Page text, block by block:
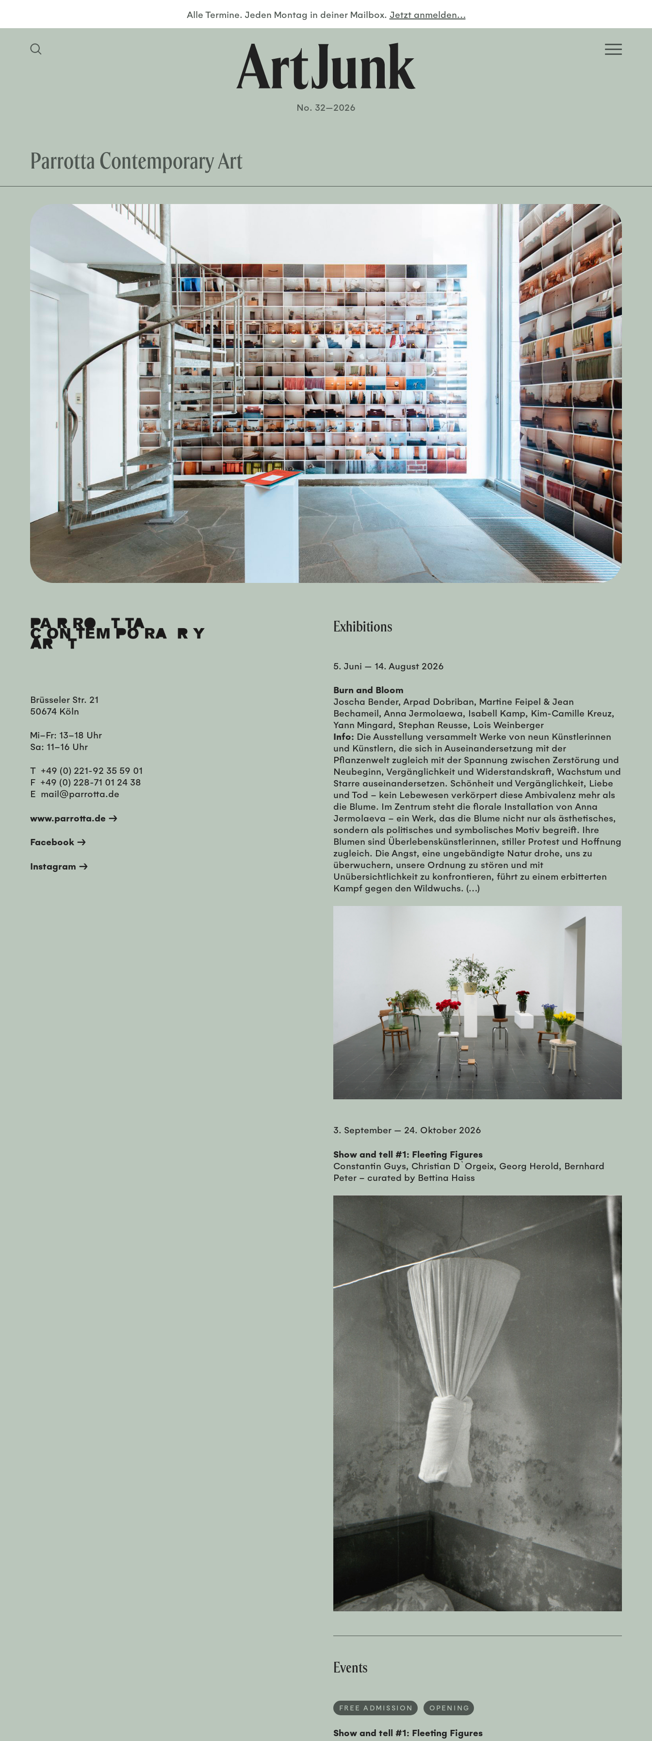
Alle Termine. Jeden Montag in deiner Mailbox. Jetzt anmelden…
No. 32—2026
Parrotta Contemporary Art
Brüsseler Str. 21
50674 Köln
Mi–Fr: 13–18 Uhr
Sa: 11–16 Uhr
T +49 (0) 221-92 35 59 01
F +49 (0) 228-71 01 24 38
E mail@parrotta.de
www.parrotta.de →
Facebook →
Instagram →
Exhibitions
5. Juni — 14. August 2026
Burn and Bloom
Joscha Bender, Arpad Dobriban, Martine Feipel & Jean
Bechameil, Anna Jermolaewa, Isabell Kamp, Kim-Camille Kreuz,
Yann Mingard, Stephan Reusse, Lois Weinberger
Info: Die Ausstellung versammelt Werke von neun Künstlerinnen
und Künstlern, die sich in Auseinandersetzung mit der
Pflanzenwelt zugleich mit der Spannung zwischen Zerstörung und
Neubeginn, Vergänglichkeit und Widerstandskraft, Wachstum und
Starre auseinandersetzen. Schönheit und Vergänglichkeit, Liebe
und Tod – kein Lebewesen verkörpert diese Ambivalenz mehr als
die Blume. Im Zentrum steht die florale Installation von Anna
Jermolaeva – ein Werk, das die Blume nicht nur als ästhetisches,
sondern als politisches und symbolisches Motiv begreift. Ihre
Blumen sind Überlebenskünstlerinnen, stiller Protest und Hoffnung
zugleich. Die Angst, eine ungebändigte Natur drohe, uns zu
überwuchern, unsere Ordnung zu stören und mit
Unübersichtlichkeit zu konfrontieren, führt zu einem erbitterten
Kampf gegen den Wildwuchs. (…)
3. September — 24. Oktober 2026
Show and tell #1: Fleeting Figures
Constantin Guys, Christian D`Orgeix, Georg Herold, Bernhard
Peter – curated by Bettina Haiss
Events
FREE ADMISSION OPENING
Show and tell #1: Fleeting Figures